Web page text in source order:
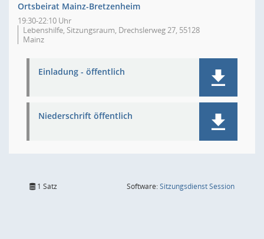
Ortsbeirat Mainz-Bretzenheim
19:30-22:10 Uhr
Lebenshilfe, Sitzungsraum, Drechslerweg 27, 55128
Mainz
Einladung - öffentlich
Niederschrift öffentlich
1 Satz Software:SitzungsdienstSession(Wird in